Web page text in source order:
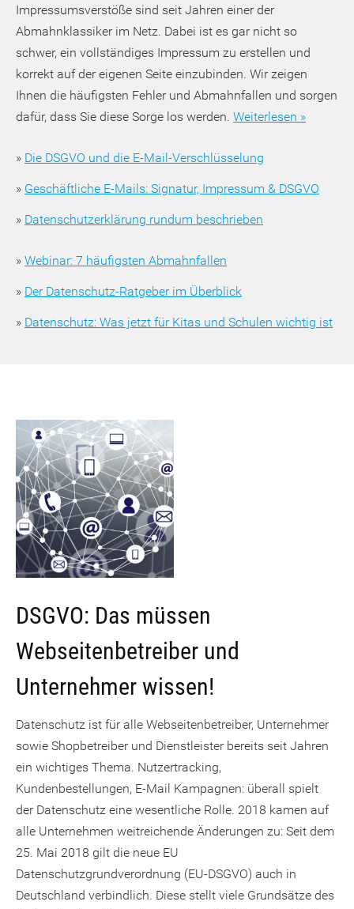
Impressumsverstöße sind seit Jahren einer der
Abmahnklassiker im Netz. Dabei ist es gar nicht so
schwer, ein vollständiges Impressum zu erstellen und
korrekt auf der eigenen Seite einzubinden. Wir zeigen
Ihnen die häufigsten Fehler und Abmahnfallen und sorgen
dafür, dass Sie diese Sorge los werden. Weiterlesen »
» Die DSGVO und die E-Mail-Verschlüsselung
» Geschäftliche E-Mails: Signatur, Impressum & DSGVO
» Datenschutzerklärung rundum beschrieben
» Webinar: 7 häufigsten Abmahnfallen
» Der Datenschutz-Ratgeber im Überblick
» Datenschutz: Was jetzt für Kitas und Schulen wichtig ist
DSGVO: Das müssen
Webseitenbetreiber und
Unternehmer wissen!
Datenschutz ist für alle Webseitenbetreiber, Unternehmer
sowie Shopbetreiber und Dienstleister bereits seit Jahren
ein wichtiges Thema. Nutzertracking,
Kundenbestellungen, E-Mail Kampagnen: überall spielt
der Datenschutz eine wesentliche Rolle. 2018 kamen auf
alle Unternehmen weitreichende Änderungen zu: Seit dem
25. Mai 2018 gilt die neue EU
Datenschutzgrundverordnung (EU-DSGVO) auch in
Deutschland verbindlich. Diese stellt viele Grundsätze des